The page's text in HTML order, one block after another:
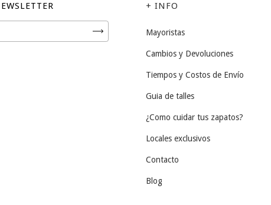
+ INFO
Mayoristas
Cambios y Devoluciones
Tiempos y Costos de Envío
Guia de talles
¿Como cuidar tus zapatos?
Locales exclusivos
Contacto
Blog